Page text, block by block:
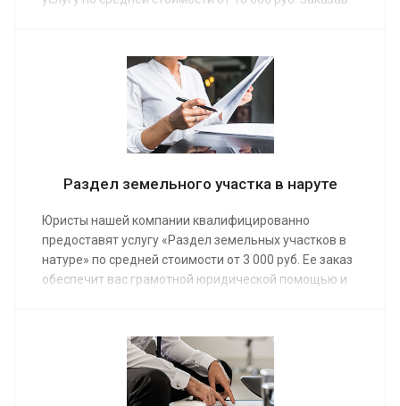
юридические права на часть жилого помещения, но
и разделить его фактически: сделать перегородку,
отдельный вход.
Раздел земельного участка в наруте
Юристы нашей компании квалифицированно
предоставят услугу «Раздел земельных участков в
натуре» по средней стоимости от 3 000 руб. Ее заказ
обеспечит вас грамотной юридической помощью и